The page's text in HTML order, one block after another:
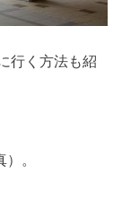
行く方法も紹
。